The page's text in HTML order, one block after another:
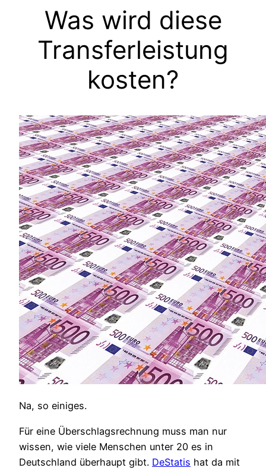
Was wird diese
Transferleistung
kosten?
Na, so einiges.
Für eine Überschlagsrechnung muss man nur
wissen, wie viele Menschen unter 20 es in
Deutschland überhaupt gibt. DeStatis hat da mit